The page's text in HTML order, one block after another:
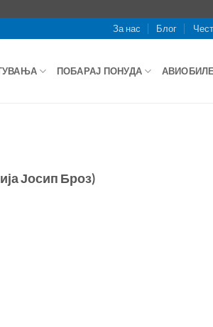
За нас Блог
ПОБАРАЈ ПОНУДА
Јосип Броз)